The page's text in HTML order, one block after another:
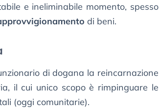
e ineliminabile momento, spesso
di beni.
di dogana la reincarnazione
il cui unico scopo è rimpinguare le
(oggi comunitarie).